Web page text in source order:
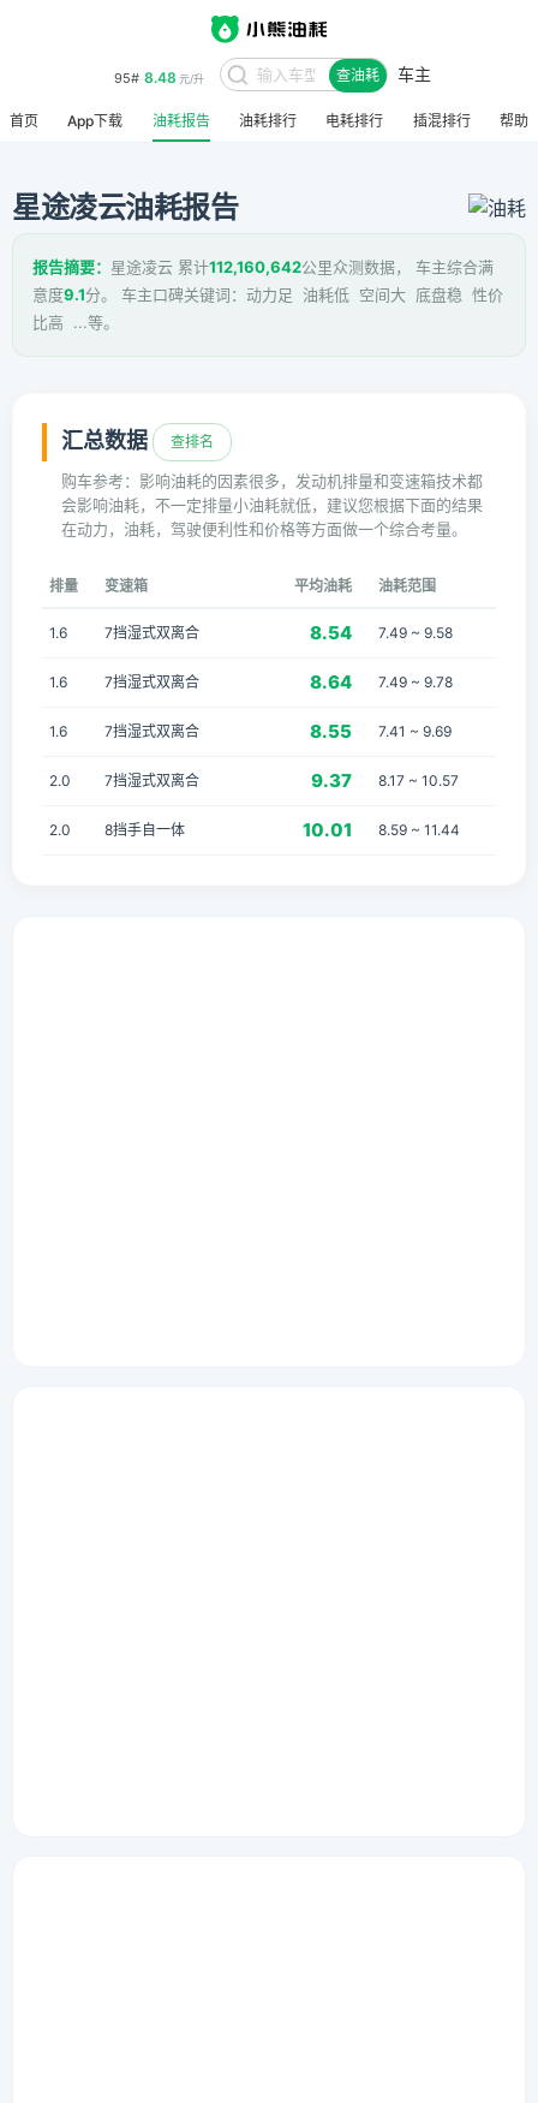
95# 8.48 元/升 查油耗 车主
首页 App下载 油耗报告 油耗排行 电耗排行 插混排行 帮助
星途凌云油耗报告
报告摘要： 星途凌云 累计112,160,642公里众测数据， 车主综合满
意度9.1分。 车主口碑关键词：动力足 油耗低 空间大 底盘稳 性价
比高 ...等。
汇总数据 查排名
购车参考：影响油耗的因素很多，发动机排量和变速箱技术都
会影响油耗，不一定排量小油耗就低，建议您根据下面的结果
在动力，油耗，驾驶便利性和价格等方面做一个综合考量。
排量 变速箱 平均油耗 油耗范围
1.6 7挡湿式双离合 8.54 7.49 ~ 9.58
1.6 7挡湿式双离合 8.64 7.49 ~ 9.78
1.6 7挡湿式双离合 8.55 7.41 ~ 9.69
2.0 7挡湿式双离合 9.37 8.17 ~ 10.57
2.0 8挡手自一体 10.01 8.59 ~ 11.44